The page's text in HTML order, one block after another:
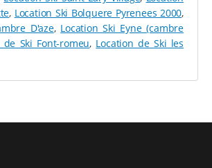
pensez à la location de votre
Ski Service, toute notre
en ligne. Vous pouvez ainsi
de sélectionner les équipements
selon leur âge ;
, Location Ski Bolquere Pyrenees 2000,
D'aze, Location Ski Eyne (cambre
de Ski Font-romeu, Location de Ski les